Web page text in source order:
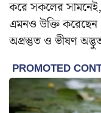
করে সকলের সামনেই,
এমনও উক্তি
অপ্রস্তুত ও ভীষণ